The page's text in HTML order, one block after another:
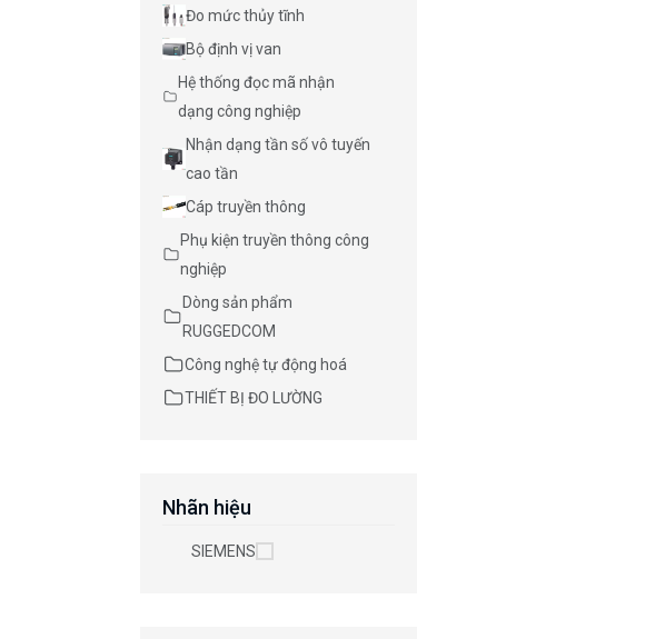
Đo mức thủy tĩnh
Bộ định vị van
Hệ thống đọc mã nhận
dạng công nghiệp
Nhận dạng tần số vô tuyến
cao tần
Cáp truyền thông
Phụ kiện truyền thông công
nghiệp
Dòng sản phẩm
RUGGEDCOM
Công nghệ tự động hoá
THIẾT BỊ ĐO LƯỜNG
Nhãn hiệu
SIEMENS